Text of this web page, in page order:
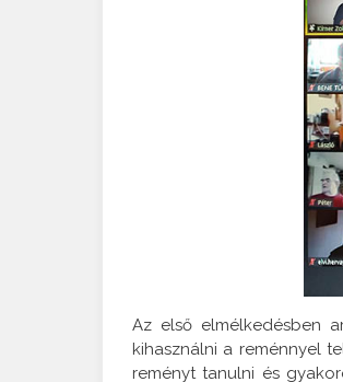
Az első elmélkedésben
kihasználni a reménnyel
reményt tanulni és